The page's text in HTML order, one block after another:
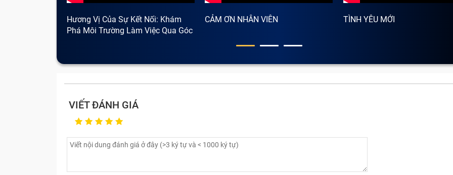
Hương Vị Của Sự Kết Nối: Khám
Phá Môi Trường Làm Việc Qua Góc
CẢM ƠN NHÂN VIÊN TÌNH YÊU MỚI
VIẾT ĐÁNH GIÁ